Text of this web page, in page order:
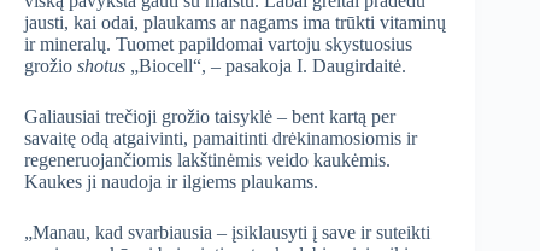
jausti, kai odai, plaukams ar nagams ima trūkti vitaminų
ir mineralų. Tuomet papildomai vartoju skystuosius
grožio shotus „Biocell“, – pasakoja I. Daugirdaitė.
Galiausiai trečioji grožio taisyklė – bent kartą per
savaitę odą atgaivinti, pamaitinti drėkinamosiomis ir
regeneruojančiomis lakštinėmis veido kaukėmis.
Kaukes ji naudoja ir ilgiems plaukams.
„Manau, kad svarbiausia – įsiklausyti į save ir suteikti